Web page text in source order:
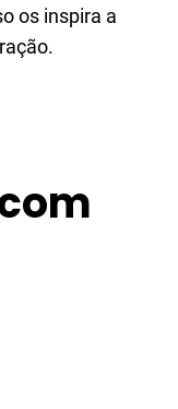
os inspira a